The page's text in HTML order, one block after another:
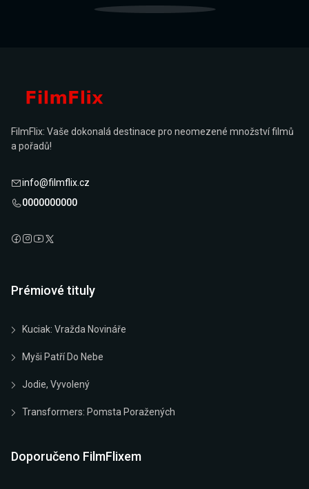
FilmFlix: Vaše dokonalá destinace pro neomezené množství filmů
a pořadů!
info@filmflix.cz
0000000000
Prémiové tituly
Kuciak: Vražda Novináře
Myši Patří Do Nebe
Jodie, Vyvolený
Transformers: Pomsta Poražených
Doporučeno FilmFlixem